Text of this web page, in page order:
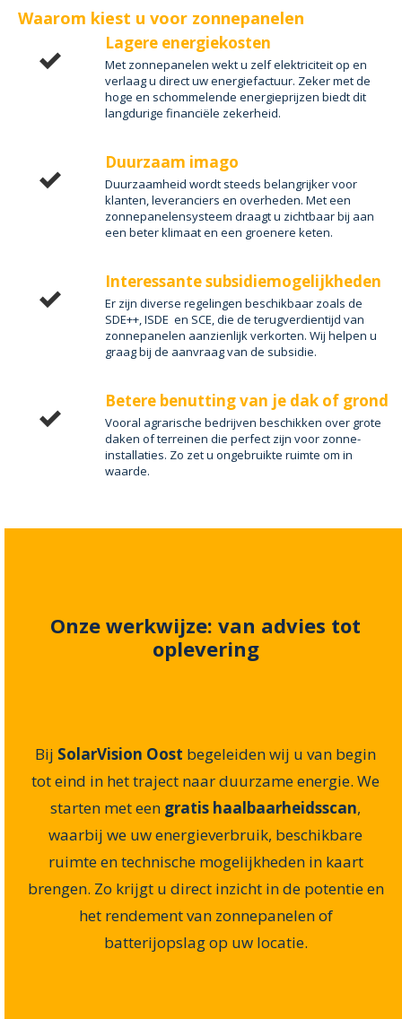
Waarom kiest u voor zonnepanelen
Lagere energiekosten
Met zonnepanelen wekt u zelf elektriciteit op en
verlaag u direct uw energiefactuur. Zeker met de
hoge en schommelende energieprijzen biedt dit
langdurige financiële zekerheid.
Duurzaam imago
Duurzaamheid wordt steeds belangrijker voor
klanten, leveranciers en overheden. Met een
zonnepanelensysteem draagt u zichtbaar bij aan
een beter klimaat en een groenere keten.
Interessante subsidiemogelijkheden
Er zijn diverse regelingen beschikbaar zoals de
SDE++, ISDE en SCE, die de terugverdientijd van
zonnepanelen aanzienlijk verkorten. Wij helpen u
graag bij de aanvraag van de subsidie.
Betere benutting van je dak of grond
Vooral agrarische bedrijven beschikken over grote
daken of terreinen die perfect zijn voor zonne-
installaties. Zo zet u ongebruikte ruimte om in
waarde.
Onze werkwijze: van advies tot
oplevering
Bij SolarVision Oost begeleiden wij u van begin
tot eind in het traject naar duurzame energie. We
starten met een gratis haalbaarheidsscan,
waarbij we uw energieverbruik, beschikbare
ruimte en technische mogelijkheden in kaart
brengen. Zo krijgt u direct inzicht in de potentie en
het rendement van zonnepanelen of
batterijopslag op uw locatie.